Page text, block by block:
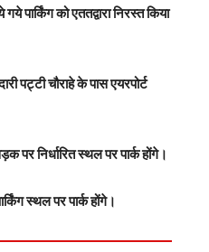
पार्किंग को एततद्वारा निरस्त किया
पट्टी चौराहे के पास एयरपोर्ट
पर निर्धारित स्थल पर पार्क होंगे।
स्थल पर पार्क होंगे।